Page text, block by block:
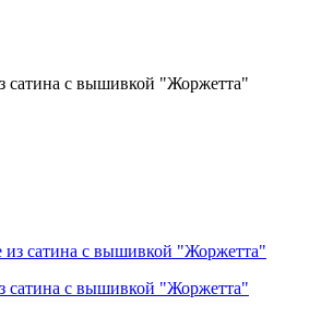
сатина с вышивкой "Жоржетта"
сатина с вышивкой "Жоржетта"